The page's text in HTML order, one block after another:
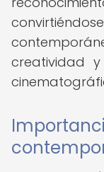
creatividad